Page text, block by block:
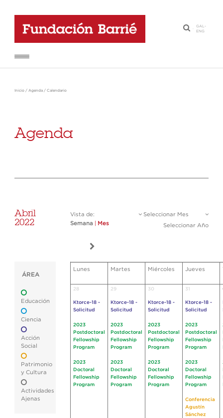
·
GAL-
ENG
Inicio / Agenda / Calendario
Agenda
Abril
2022
Vista de:
Semana
Mes
Seleccionar Mes
Seleccionar Año
ÁREA
Educación
Ciencia
Acción
Social
Patrimonio
y Cultura
Actividades
Ajenas
Lunes Martes Miércoles Jueves
28
Ktorce-18 -
Solicitud
2023
Postdoctoral
Fellowship
Program
2023
Doctoral
Fellowship
Program
29
Ktorce-18 -
Solicitud
2023
Postdoctoral
Fellowship
Program
2023
Doctoral
Fellowship
Program
30
Ktorce-18 -
Solicitud
2023
Postdoctoral
Fellowship
Program
2023
Doctoral
Fellowship
Program
31
Ktorce-18 -
Solicitud
2023
Postdoctoral
Fellowship
Program
2023
Doctoral
Fellowship
Program
Conferencia
Agustín
Sánchez